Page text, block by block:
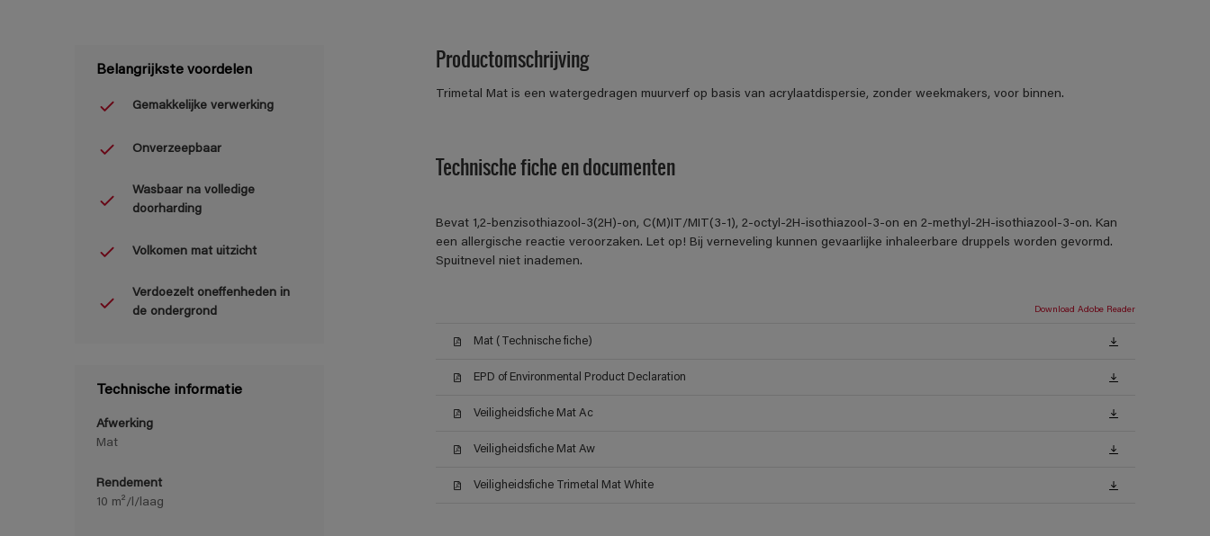
Belangrijkste voordelen
Gemakkelijke verwerking
Onverzeepbaar
Wasbaar na volledige
doorharding
Volkomen mat uitzicht
Verdoezelt oneffenheden in
de ondergrond
Technische informatie
Afwerking
Mat
Rendement
10 m²/l/laag
Productomschrijving
Trimetal Mat is een watergedragen muurverf op basis van acrylaatdispersie, zonder weekmakers, voor binnen.
Technische fiche en documenten
Bevat 1,2-benzisothiazool-3(2H)-on, C(M)IT/MIT(3-1), 2-octyl-2H-isothiazool-3-on en 2-methyl-2H-isothiazool-3-on. Kan
een allergische reactie veroorzaken. Let op! Bij verneveling kunnen gevaarlijke inhaleerbare druppels worden gevormd.
Spuitnevel niet inademen.
Download Adobe Reader
Mat (Technische fiche)
EPD of Environmental Product Declaration
Veiligheidsfiche Mat Ac
Veiligheidsfiche Mat Aw
Veiligheidsfiche Trimetal Mat White